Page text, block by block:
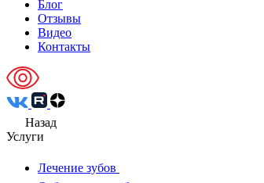
Блог
Отзывы
Видео
Контакты
Назад
Услуги
Лечение зубов